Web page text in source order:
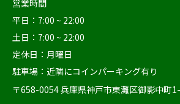
営業時間
平日：7:00 ~ 22:00
土日：7:00 ~ 22:00
定休日：月曜日
駐車場：近隣にコインパーキング有り
〒658-0054 兵庫県神戸市東灘区御影中町